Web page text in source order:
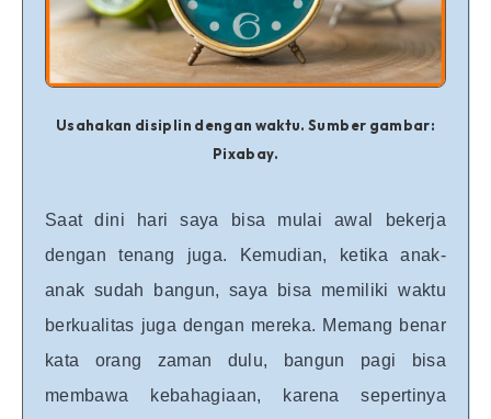
Usahakan disiplin dengan waktu. Sumber gambar:
Pixabay.
Saat dini hari saya bisa mulai awal bekerja
dengan tenang juga. Kemudian, ketika anak-
anak sudah bangun, saya bisa memiliki waktu
berkualitas juga dengan mereka. Memang benar
kata orang zaman dulu, bangun pagi bisa
membawa kebahagiaan, karena sepertinya